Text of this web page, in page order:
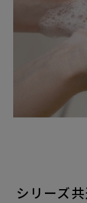
シリーズ